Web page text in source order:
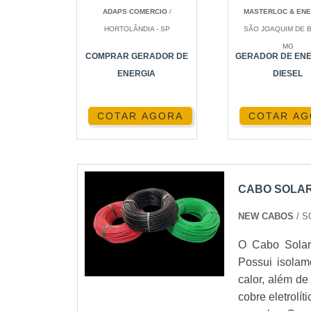
ESPECIFICAÇÕES TÉCNICAS
O cabo solar 6 mm 1 8 kV é projetado
garantindo uma vida útil prolongada.
Utilizado em sistemas fotovoltaicos,
proporcionando segurança e eficiência.
INSTALAÇÃO CORRETA
PASSOS PARA UMA
A instalação deve ser feita por
sejam seguidas. Veja o guia detalhado em
MANUTENÇÃO E
ADAPS COMERCIO /
HORTOLÂNDIA - SP
COMPRAR GERADOR DE
ENERGIA
COTAR AGORA
MASTERLOC &
SÃO JOAQUIM DE
MG
GERADOR DE
DIESEL
COTAR
CABO
NEW CABOS /
O Cabo
Possui
calor, além
cobre